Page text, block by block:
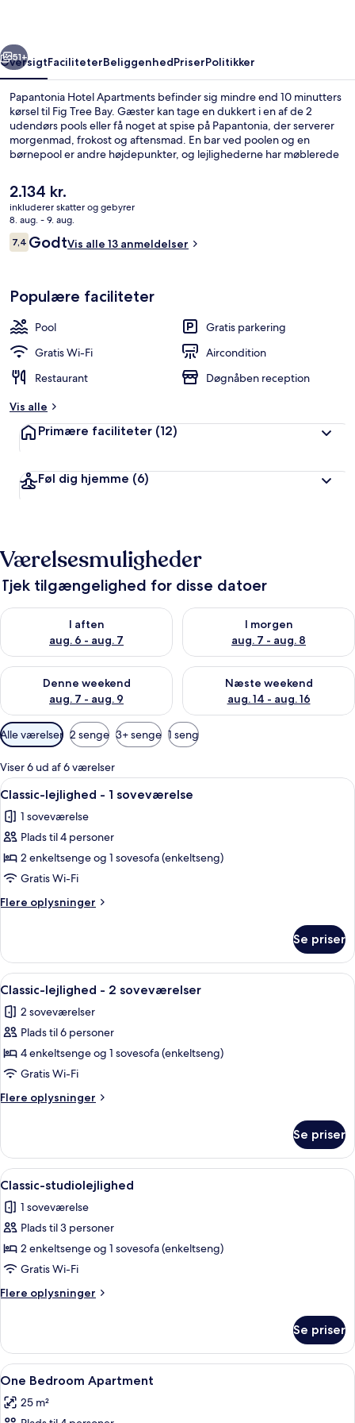
Næste
51+
OversigtFaciliteterBeliggenhedPriserPolitikker
Papantonia Hotel Apartments befinder sig mindre end 10 minutters
kørsel til Fig Tree Bay. Gæster kan tage en dukkert i en af de 2
udendørs pools eller få noget at spise på Papantonia, der serverer
morgenmad, frokost og aftensmad. En bar ved poolen og en
børnepool er andre højdepunkter, og lejlighederne har møblerede
Den
nuværende
pris
er
2.134 kr.
2.134 kr.
inkluderer skatter og gebyrer
8. aug. - 9. aug.
Anmeldelser
7,47,4 ud af 10.
GodtVis alle 13 anmeldelser
Populære faciliteter
Pool
Gratis parkering
Gratis Wi-Fi
Aircondition
Restaurant
Døgnåben reception
Vis alle
Primære faciliteter (12)
Føl dig hjemme (6)
Værelsesmuligheder
Tjek tilgængelighed for disse datoer
I aften
aug. 6 - aug. 7
Tjek tilgængelighed for i aften aug. 6 - aug. 7
I morgen
aug. 7 - aug. 8
Tjek tilgængelighed for i
Denne weekend
aug. 7 - aug. 9
Tjek tilgængelighed for denne weekend aug. 7 - aug. 9
Næste weekend
aug. 14 - aug. 16
Tjek tilgængelighed for næste
Tilgængelige
filtre
for
værelser
Alle værelser 2 senge 3+ senge 1 seng
Viser 6 ud af 6 værelser
Indlæs
alle
billeder
af
Classic-
lejlighed
-
1
En moderne stue med et hvidt bord,
10
Classic-lejlighed - 1 soveværelse
1 soveværelse
Plads til 4 personer
2 enkeltsenge og 1 sovesofa (enkeltseng)
Gratis Wi-Fi
Flere oplysninger
Flere
lejlighed
1
soveværelse
Se priser
Indlæs
alle
billeder
af
Classic-
lejlighed
-
2
En moderne stue med et hvidt bord,
3
Classic-lejlighed - 2 soveværelser
2 soveværelser
Plads til 6 personer
4 enkeltsenge og 1 sovesofa (enkeltseng)
Gratis Wi-Fi
Flere oplysninger
Flere
lejlighed
2
Se priser
Indlæs
alle
billeder
af
Classic-
studiolejlighed
Et moderne hotelværelse med seng,
13
Classic-studiolejlighed
1 soveværelse
Plads til 3 personer
2 enkeltsenge og 1 sovesofa (enkeltseng)
Gratis Wi-Fi
Flere oplysninger
Flere
studiolejlighed
Se priser
Indlæs
alle
billeder
13
One Bedroom Apartment
25 m²